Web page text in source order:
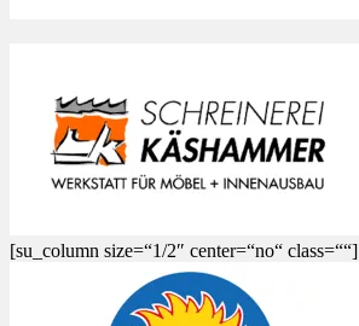
[su_column size=“1/2″ center=“no“ class=““]